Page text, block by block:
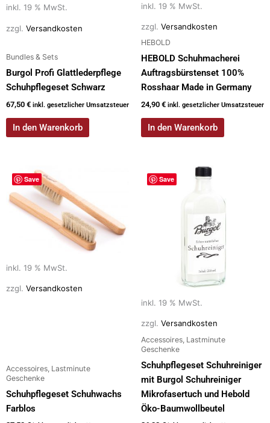
inkl. 19 % MwSt.
zzgl. Versandkosten
Bundles & Sets
Burgol Profi Glattlederpflege
Schuhpflegeset Schwarz
67,50 € inkl. gesetzlicher Umsatzsteuer
In den Warenkorb
inkl. 19 % MwSt.
zzgl. Versandkosten
HEBOLD
HEBOLD Schuhmacherei
Auftragsbürstenset 100%
Rosshaar Made in Germany
24,90 € inkl. gesetzlicher Umsatzsteuer
In den Warenkorb
Save
inkl. 19 % MwSt.
zzgl. Versandkosten
Accessoires, Lastminute
Geschenke
Schuhpflegeset Schuhwachs
Farblos
Save
inkl. 19 % MwSt.
zzgl. Versandkosten
Accessoires, Lastminute
Geschenke
Schuhpflegeset Schuhreiniger
mit Burgol Schuhreiniger
Mikrofasertuch und Hebold
Öko-Baumwollbeutel